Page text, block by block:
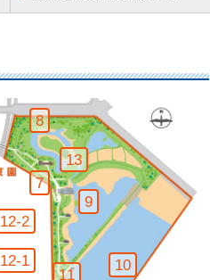
7 ネ
イ
チ
ャ
ー
セ
ン
8 東
淡
水
池
9
潮
入
り
の
池 10
前
浜
11 前
12-1
号
12-2
号
観
察
13 東
観
察
広
場